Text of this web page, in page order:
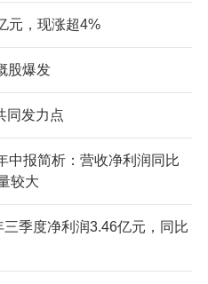
元，现涨超4%
股爆发
同发力点
中报简析：营收净利润同比
较大
季度净利润3.46亿元，同比